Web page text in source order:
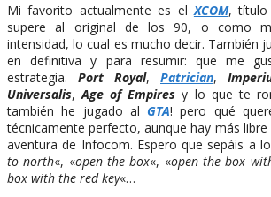
Mi favorito actualmente es el XCOM, título
supere al original de los 90, o como
intensidad, lo cual es mucho decir. También
en definitiva y para resumir: que me
estrategia. Port Royal, Patrician,
Universalis,Age of Empires y lo que te
también he jugado alGTA! pero qué
técnicamente perfecto, aunque hay más
aventura de Infocom. Espero que sepáis a
to north«, «open the box«, «open the box
box with the red key«…